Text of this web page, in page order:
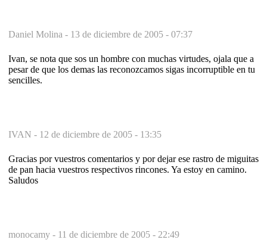
Daniel Molina - 13 de diciembre de 2005 - 07:37
Ivan, se nota que sos un hombre con muchas virtudes, ojala que a
pesar de que los demas las reconozcamos sigas incorruptible en tu
sencilles.
IVAN - 12 de diciembre de 2005 - 13:35
Gracias por vuestros comentarios y por dejar ese rastro de miguitas
de pan hacia vuestros respectivos rincones. Ya estoy en camino.
Saludos
monocamy - 11 de diciembre de 2005 - 22:49